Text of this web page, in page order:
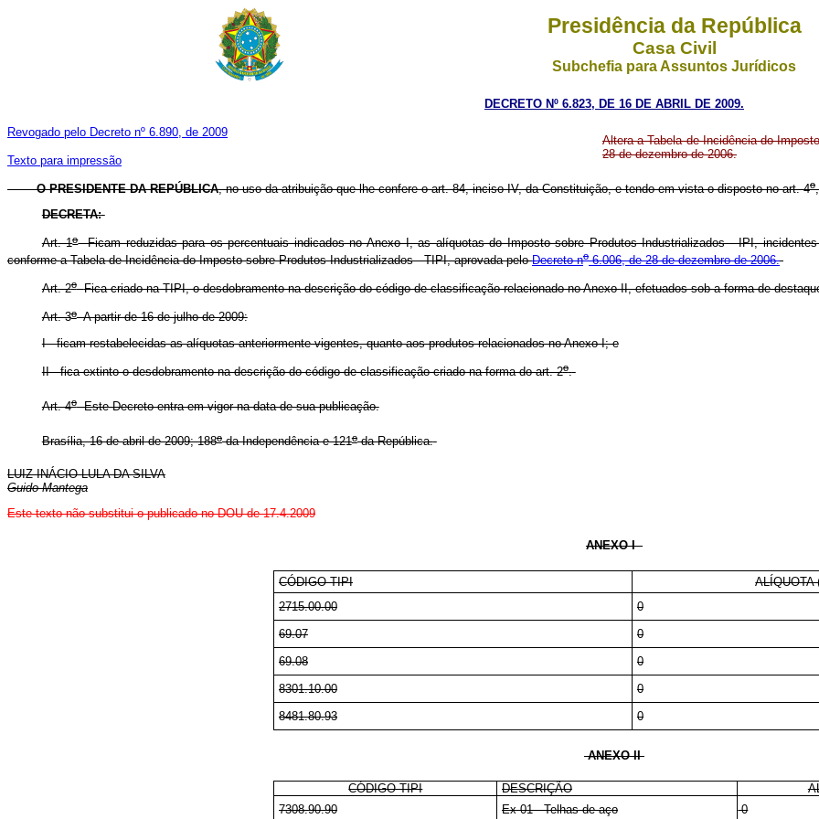
Presidência da República
Casa Civil
Subchefia para Assuntos Jurídicos
DECRETO Nº 6.823, DE 16 DE ABRIL DE 2009.
Revogado pelo Decreto nº 6.890, de 2009
Texto para impressão
Altera a Tabela de Incidência do
28 de dezembro de 2006.
O PRESIDENTE DA REPÚBLICA, no uso da atribuição que lhe confere o art. 84, inciso IV, da Constituição, e tendo em vista o disposto no art. 4o
DECRETA:
Art. 1oFicam reduzidas para os percentuais indicados no Anexo I, as alíquotas do Imposto sobre Produtos Industrializados - IPI,
conforme a Tabela de Incidência do Imposto sobre Produtos Industrializados - TIPI, aprovada peloDecreto no6.006, de 28 de dezembro de 2006.
Art. 2o Fica criado na TIPI, o desdobramento na descrição do código de classificação relacionado no Anexo II, efetuados sob a forma de
Art. 3oA partir de 16 de julho de 2009:
I - ficam restabelecidas as alíquotas anteriormente vigentes, quanto aos produtos relacionados no Anexo I; e
II - fica extinto odesdobramento na descrição do código de classificação criado na forma do art. 2o.
Art. 4oEste Decreto entra em vigor na data de sua publicação.
Brasília, 16 de abril de 2009; 188oda Independência e 121oda República.
LUIZ INÁCIO LULA DA SILVA
Guido Mantega
Estetexto não substitui o publicado no DOU de 17.4.2009
ANEXO I
CÓDIGO TIPI
ALÍQUOTA
2715.00.00
0
69.07
0
69.08
0
8301.10.00
0
8481.80.93
0
ANEXO II
CÓDIGO TIPI DESCRIÇÃO
7308.90.90
Ex 01 - Telhas de aço 0